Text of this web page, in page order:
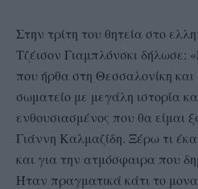
Στην τρίτη του θητεία στο
Τζέισον Γιαμπλόνσκι δήλωσε:
που ήρθα στη Θεσσαλονίκη
σωματείο με μεγάλη ιστορία
ενθουσιασμένος που θα είμαι
Γιάννη Καλμαζίδη. Ξέρω τι
και για την ατμόσφαιρα που
Ήταν πραγματικά κάτι το